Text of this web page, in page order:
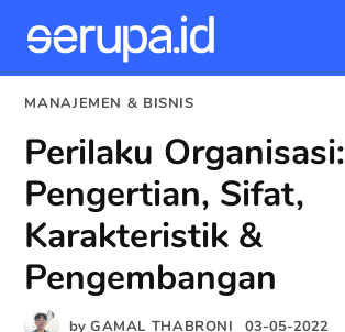
content
POSTED
MANAJEMEN & BISNIS
Perilaku Organisasi:
Pengertian, Sifat,
Karakteristik &
Pengembangan
by GAMAL THABRONI 03-05-2022